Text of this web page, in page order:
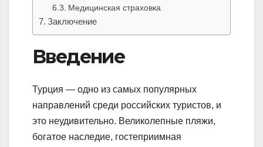
Медицинская страховка
Заключение
Введение
Турция — одно из самых популярных
направлений среди российских туристов, и
это неудивительно. Великолепные пляжи,
богатое наследие, гостеприимная